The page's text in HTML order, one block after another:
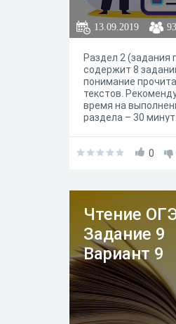
13.09.2019 93
Раздел 2 (задания
содержит 8
понимание
текстов.
время на
раздела – 30
заданий.
0
Чтение
Задание 9
Вариант 9